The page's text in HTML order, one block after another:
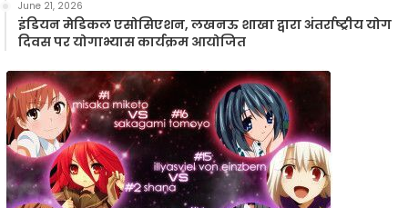
June 21, 2026
इंडियन मेडिकल एसोसिएशन, लखनऊ शाखा द्वारा अंतर्राष्ट्रीय योग
दिवस पर योगाभ्यास कार्यक्रम आयोजित